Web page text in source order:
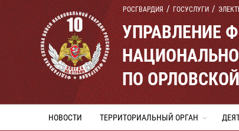
РОСГВАРДИЯ ГОСУСЛУГИ
УПРАВЛЕНИЕ
ПО
НОВОСТИ ТЕРРИТОРИАЛЬНЫЙ ОРГАН